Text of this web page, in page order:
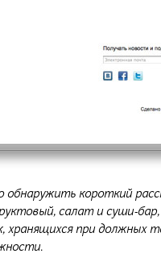
короткий
салат и суши-бар,
при должных